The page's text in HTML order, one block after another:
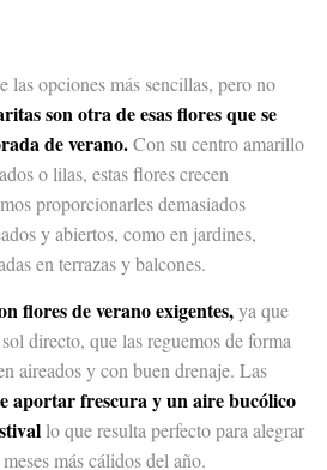
las opciones más sencillas, pero no
son otra de esas flores que se
de verano.Con su centro amarillo
o lilas, estas flores crecen
proporcionarles demasiados
y abiertos, como en jardines,
en terrazas y balcones.
flores de verano exigentes,ya que
directo, que las reguemos de forma
aireados y con buen drenaje. Las
aportar frescura y un aire bucólico
lo que resulta perfecto para alegrar
más cálidos del año.